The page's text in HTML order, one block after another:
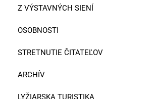
Z VÝSTAVNÝCH SIENÍ
OSOBNOSTI
STRETNUTIE ČITATEĽOV
ARCHÍV
LYŽIARSKA TURISTIKA